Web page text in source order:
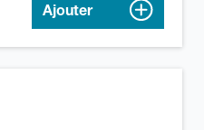
Ajouter